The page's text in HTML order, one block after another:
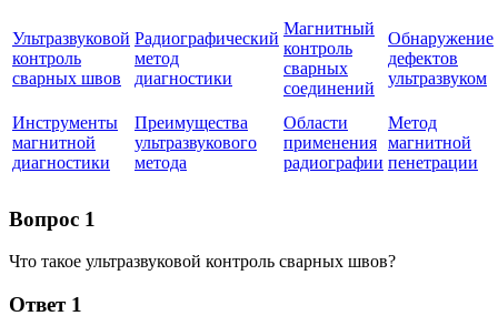
Ультразвуковой
контроль
сварных швов
Радиографический
метод
диагностики
Магнитный
контроль
сварных
соединений
Обнаружение
дефектов
ультразвуком
Инструменты
магнитной
диагностики
Преимущества
ультразвукового
метода
Области
применения
радиографии
Метод
магнитной
пенетрации
Вопрос 1
Что такое ультразвуковой контроль сварных швов?
Ответ 1